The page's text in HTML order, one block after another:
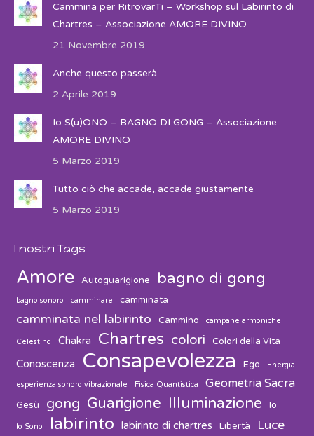
Cammina per RitrovarTi – Workshop sul Labirinto di
Chartres – Associazione AMORE DIVINO
21 Novembre 2019
Anche questo passerà
2 Aprile 2019
Io S(u)ONO – BAGNO DI GONG – Associazione
AMORE DIVINO
5 Marzo 2019
Tutto ciò che accade, accade giustamente
5 Marzo 2019
I nostri Tags
Amore Autoguarigione bagno di gong
bagno sonoro camminare camminata
camminata nel labirinto Cammino campane armoniche
Celestino Chakra Chartres colori Colori della Vita
Conoscenza Consapevolezza Ego Energia
esperienza sonoro vibrazionale Fisica Quantistica Geometria Sacra
Gesù gong Guarigione Illuminazione Io
Io Sono labirinto labirinto di chartres Libertà Luce